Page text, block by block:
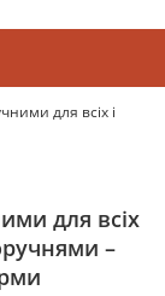
для всіх і
для всіх
–